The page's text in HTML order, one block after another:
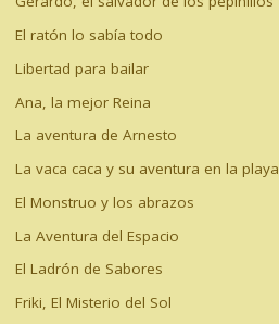
El ratón lo sabía todo
Libertad para bailar
Ana, la mejor Reina
La aventura de Arnesto
La vaca caca y su aventura en la playa
El Monstruo y los abrazos
La Aventura del Espacio
El Ladrón de Sabores
Friki, El Misterio del Sol